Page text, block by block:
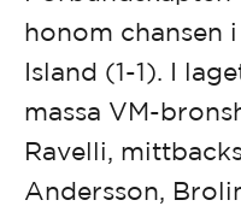
honom chansen
Island (1-1). I
massa VM-
Ravelli,
Andersson,